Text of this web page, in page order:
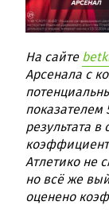
На сайте
Арсенала с
показателем
результата
Атлетико не
но всё же
оценено